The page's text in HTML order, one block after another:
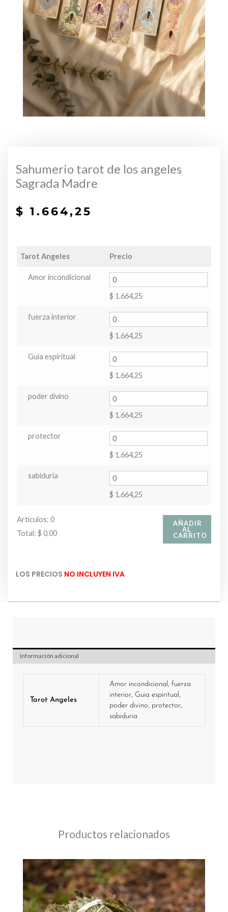
Sahumerio tarot de los angeles
Sagrada Madre
$ 1.664,25
Tarot Angeles Precio
Amor incondicional
$ 1.664,25
fuerza interior
$ 1.664,25
Guia espiritual
$ 1.664,25
poder divino
$ 1.664,25
protector
$ 1.664,25
sabiduria
$ 1.664,25
Artículos: 0
Total: $ 0,00
Tu
es
AÑADIR
AL
CARRITO
LOS PRECIOS NO INCLUYEN IVA
Información adicional
Tarot Angeles
Amor incondicional, fuerza
interior, Guia espiritual,
poder divino, protector,
sabiduria
Productos relacionados